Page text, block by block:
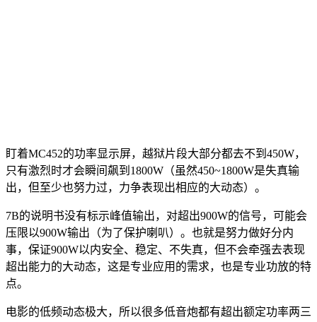
盯着MC452的功率显示屏，越狱片段大部分都去不到450W，
只有激烈时才会瞬间飙到1800W（虽然450~1800W是失真输
出，但至少也努力过，力争表现出相应的大动态）。
7B的说明书没有标示峰值输出，对超出900W的信号，可能会
压限以900W输出（为了保护喇叭）。也就是努力做好分内
事，保证900W以内安全、稳定、不失真，但不会牵强去表现
超出能力的大动态，这是专业应用的需求，也是专业功放的特
点。
电影的低频动态极大，所以很多低音炮都有超出额定功率两三